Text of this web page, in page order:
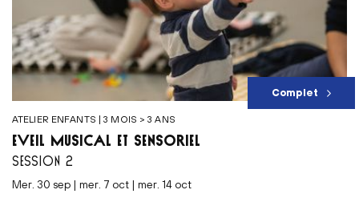
ATELIER ENFANTS | 3 MOIS > 3 ANS
ÉVEIL MUSICAL ET SENSORIEL
SESSION 2
mer. 30 sep | mer. 7 oct | mer. 14 oct
Complet